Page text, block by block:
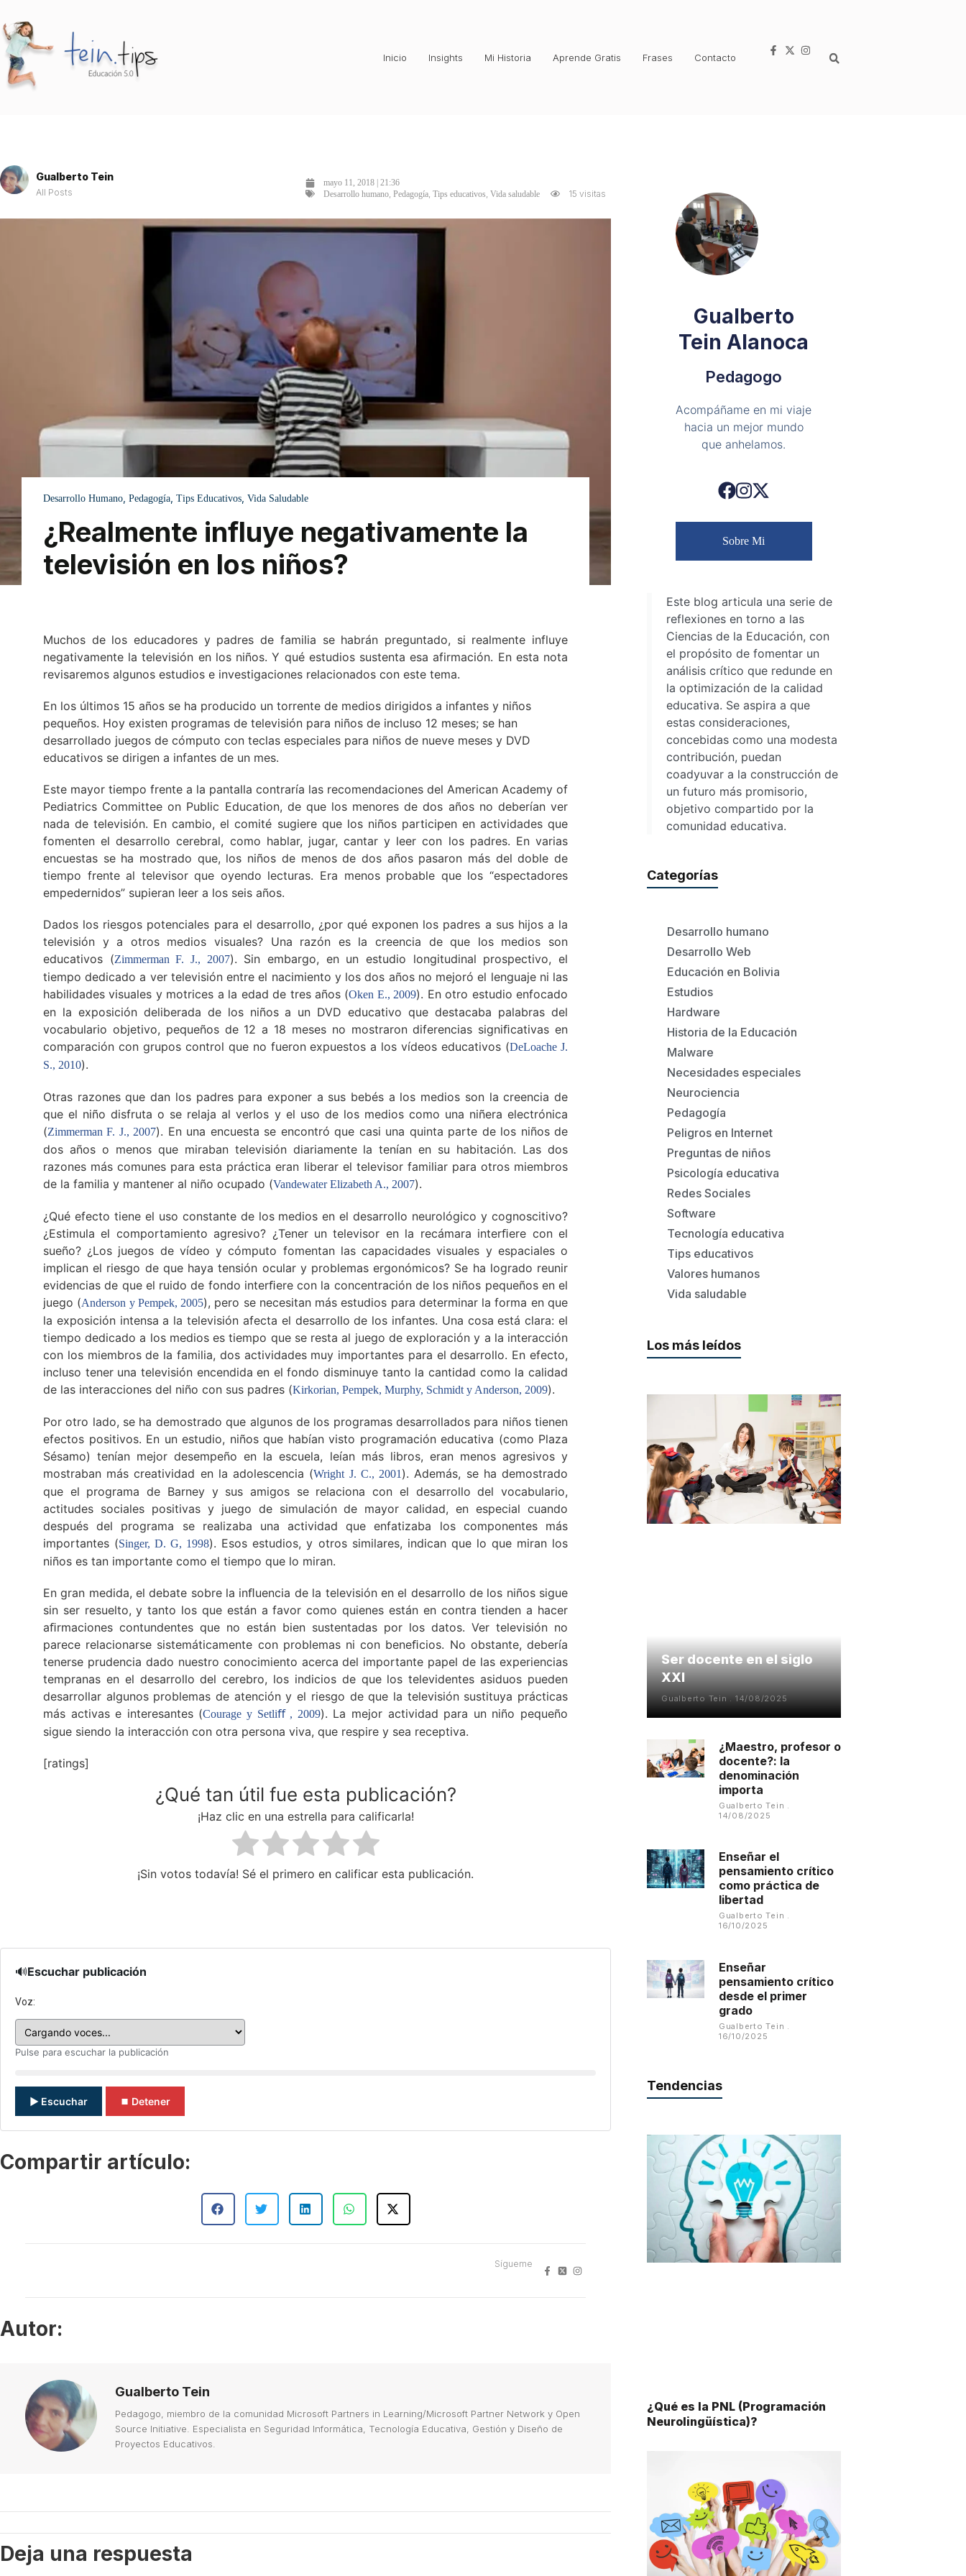
Inicio Insights Mi Historia Aprende Gratis Frases Contacto
Gualberto Tein
All Posts
mayo 11, 2018 | 21:36
Desarrollo humano Pedagogía Tips educativos Vida saludable 15 visitas
Desarrollo Humano Pedagogía Tips Educativos Vida Saludable
¿Realmente influye negativamente la
televisión en los niños?
Muchos de los educadores y padres de familia se habrán preguntado, si realmente influye
negativamente la televisión en los niños. Y qué estudios sustenta esa afirmación. En esta nota
revisaremos algunos estudios e investigaciones relacionados con este tema.
En los últimos 15 años se ha producido un torrente de medios dirigidos a infantes y niños
pequeños. Hoy existen programas de televisión para niños de incluso 12 meses; se han
desarrollado juegos de cómputo con teclas especiales para niños de nueve meses y DVD
educativos se dirigen a infantes de un mes.
Este mayor tiempo frente a la pantalla contraría las recomendaciones del American Academy of
Pediatrics Committee on Public Education, de que los menores de dos años no deberían ver
nada de televisión. En cambio, el comité sugiere que los niños participen en actividades que
fomenten el desarrollo cerebral, como hablar, jugar, cantar y leer con los padres. En varias
encuestas se ha mostrado que, los niños de menos de dos años pasaron más del doble de
tiempo frente al televisor que oyendo lecturas. Era menos probable que los “espectadores
empedernidos” supieran leer a los seis años.
Dados los riesgos potenciales para el desarrollo, ¿por qué exponen los padres a sus hijos a la
televisión y a otros medios visuales? Una razón es la creencia de que los medios son
educativos (Zimmerman F. J., 2007). Sin embargo, en un estudio longitudinal prospectivo, el
tiempo dedicado a ver televisión entre el nacimiento y los dos años no mejoró el lenguaje ni las
habilidades visuales y motrices a la edad de tres años (Oken E., 2009). En otro estudio enfocado
en la exposición deliberada de los niños a un DVD educativo que destacaba palabras del
vocabulario objetivo, pequeños de 12 a 18 meses no mostraron diferencias signiﬁcativas en
comparación con grupos control que no fueron expuestos a los vídeos educativos (DeLoache J.
S., 2010).
Otras razones que dan los padres para exponer a sus bebés a los medios son la creencia de
que el niño disfruta o se relaja al verlos y el uso de los medios como una niñera electrónica
(Zimmerman F. J., 2007). En una encuesta se encontró que casi una quinta parte de los niños de
dos años o menos que miraban televisión diariamente la tenían en su habitación. Las dos
razones más comunes para esta práctica eran liberar el televisor familiar para otros miembros
de la familia y mantener al niño ocupado (Vandewater Elizabeth A., 2007).
¿Qué efecto tiene el uso constante de los medios en el desarrollo neurológico y cognoscitivo?
¿Estimula el comportamiento agresivo? ¿Tener un televisor en la recámara interﬁere con el
sueño? ¿Los juegos de vídeo y cómputo fomentan las capacidades visuales y espaciales o
implican el riesgo de que haya tensión ocular y problemas ergonómicos? Se ha logrado reunir
evidencias de que el ruido de fondo interﬁere con la concentración de los niños pequeños en el
juego (Anderson y Pempek, 2005), pero se necesitan más estudios para determinar la forma en que
la exposición intensa a la televisión afecta el desarrollo de los infantes. Una cosa está clara: el
tiempo dedicado a los medios es tiempo que se resta al juego de exploración y a la interacción
con los miembros de la familia, dos actividades muy importantes para el desarrollo. En efecto,
incluso tener una televisión encendida en el fondo disminuye tanto la cantidad como la calidad
de las interacciones del niño con sus padres (Kirkorian, Pempek, Murphy, Schmidt y Anderson, 2009).
Por otro lado, se ha demostrado que algunos de los programas desarrollados para niños tienen
efectos positivos. En un estudio, niños que habían visto programación educativa (como Plaza
Sésamo) tenían mejor desempeño en la escuela, leían más libros, eran menos agresivos y
mostraban más creatividad en la adolescencia (Wright J. C., 2001 ). Además, se ha demostrado
que el programa de Barney y sus amigos se relaciona con el desarrollo del vocabulario,
actitudes sociales positivas y juego de simulación de mayor calidad, en especial cuando
después del programa se realizaba una actividad que enfatizaba los componentes más
importantes (Singer, D. G, 1998). Esos estudios, y otros similares, indican que lo que miran los
niños es tan importante como el tiempo que lo miran.
En gran medida, el debate sobre la inﬂuencia de la televisión en el desarrollo de los niños sigue
sin ser resuelto, y tanto los que están a favor como quienes están en contra tienden a hacer
aﬁrmaciones contundentes que no están bien sustentadas por los datos. Ver televisión no
parece relacionarse sistemáticamente con problemas ni con beneﬁcios. No obstante, debería
tenerse prudencia dado nuestro conocimiento acerca del importante papel de las experiencias
tempranas en el desarrollo del cerebro, los indicios de que los televidentes asiduos pueden
desarrollar algunos problemas de atención y el riesgo de que la televisión sustituya prácticas
más activas e interesantes (Courage y Setliﬀ , 2009). La mejor actividad para un niño pequeño
sigue siendo la interacción con otra persona viva, que respire y sea receptiva.
[ratings]
¿Qué tan útil fue esta publicación?
¡Haz clic en una estrella para calificarla!
¡Sin votos todavía! Sé el primero en calificar esta publicación.
🔊Escuchar publicación
Voz:
Pulse para escuchar la publicación
▶ Escuchar ⏹ Detener
Compartir artículo:
Sígueme
Autor:
Gualberto Tein
Pedagogo, miembro de la comunidad Microsoft Partners in Learning/Microsoft Partner Network y Open
Source Initiative. Especialista en Seguridad Informática, Tecnología Educativa, Gestión y Diseño de
Proyectos Educativos.
Deja una respuesta
Gualberto
Tein Alanoca
Pedagogo
Acompáñame en mi viaje
hacia un mejor mundo
que anhelamos.
Sobre Mi
Este blog articula una serie de
reflexiones en torno a las
Ciencias de la Educación, con
el propósito de fomentar un
análisis crítico que redunde en
la optimización de la calidad
educativa. Se aspira a que
estas consideraciones,
concebidas como una modesta
contribución, puedan
coadyuvar a la construcción de
un futuro más promisorio,
objetivo compartido por la
comunidad educativa.
Categorías
Desarrollo humano
Desarrollo Web
Educación en Bolivia
Estudios
Hardware
Historia de la Educación
Malware
Necesidades especiales
Neurociencia
Pedagogía
Peligros en Internet
Preguntas de niños
Psicología educativa
Redes Sociales
Software
Tecnología educativa
Tips educativos
Valores humanos
Vida saludable
Los más leídos
Ser docente en el siglo
XXI
Gualberto Tein 14/08/2025
¿Maestro, profesor o
docente?: la
denominación
importa
Gualberto Tein
14/08/2025
Enseñar el
pensamiento crítico
como práctica de
libertad
Gualberto Tein
16/10/2025
Enseñar
pensamiento crítico
desde el primer
grado
Gualberto Tein
16/10/2025
Tendencias
¿Qué es la PNL (Programación
Neurolingüística)?